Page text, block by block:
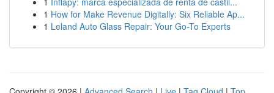
1 How for Make Revenue Digitally: Six Reliable Ap...
1 Leland Auto Glass Repair: Your Go-To Experts